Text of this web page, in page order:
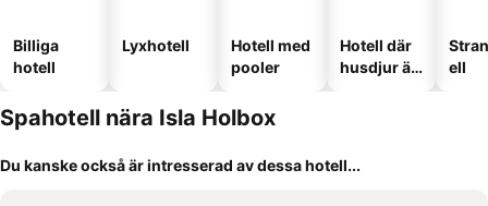
Billiga
hotell
Lyxhotell
Hotell med
pooler
Hotell där
husdjur är
ell
Spahotell nära Isla Holbox
Du kanske också är intresserad av dessa hotell...